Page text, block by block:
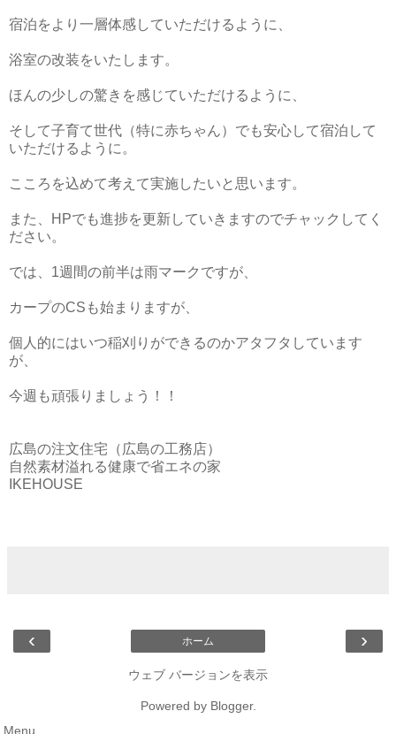
宿泊をより一層体感していただけるように、
浴室の改装をいたします。
ほんの少しの驚きを感じていただけるように、
そして子育て世代（特に赤ちゃん）でも安心して宿泊して
いただけるように。
こころを込めて考えて実施したいと思います。
また、HPでも進捗を更新していきますのでチャックしてく
ださい。
では、1週間の前半は雨マークですが、
カープのCSも始まりますが、
個人的にはいつ稲刈りができるのかアタフタしています
が、
今週も頑張りましょう！！
広島の注文住宅（広島の工務店）
自然素材溢れる健康で省エネの家
IKEHOUSE
‹ ›
ホーム
ウェブ バージョンを表示
Powered by Blogger.
Menu